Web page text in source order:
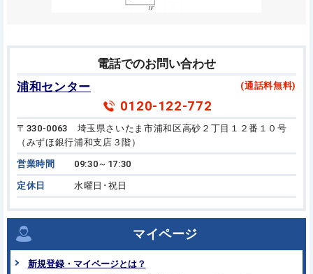
電話でのお問い合わせ
浦和センター
(通話料無料)
0120-122-772
〒330-0063 埼玉県さいたま市浦和区高砂２丁目１２番１０号
（みずほ銀行浦和支店３階）
営業時間 09:30～17:30
定休日 水曜日･祝日
マイページ
新規登録・マイページとは？